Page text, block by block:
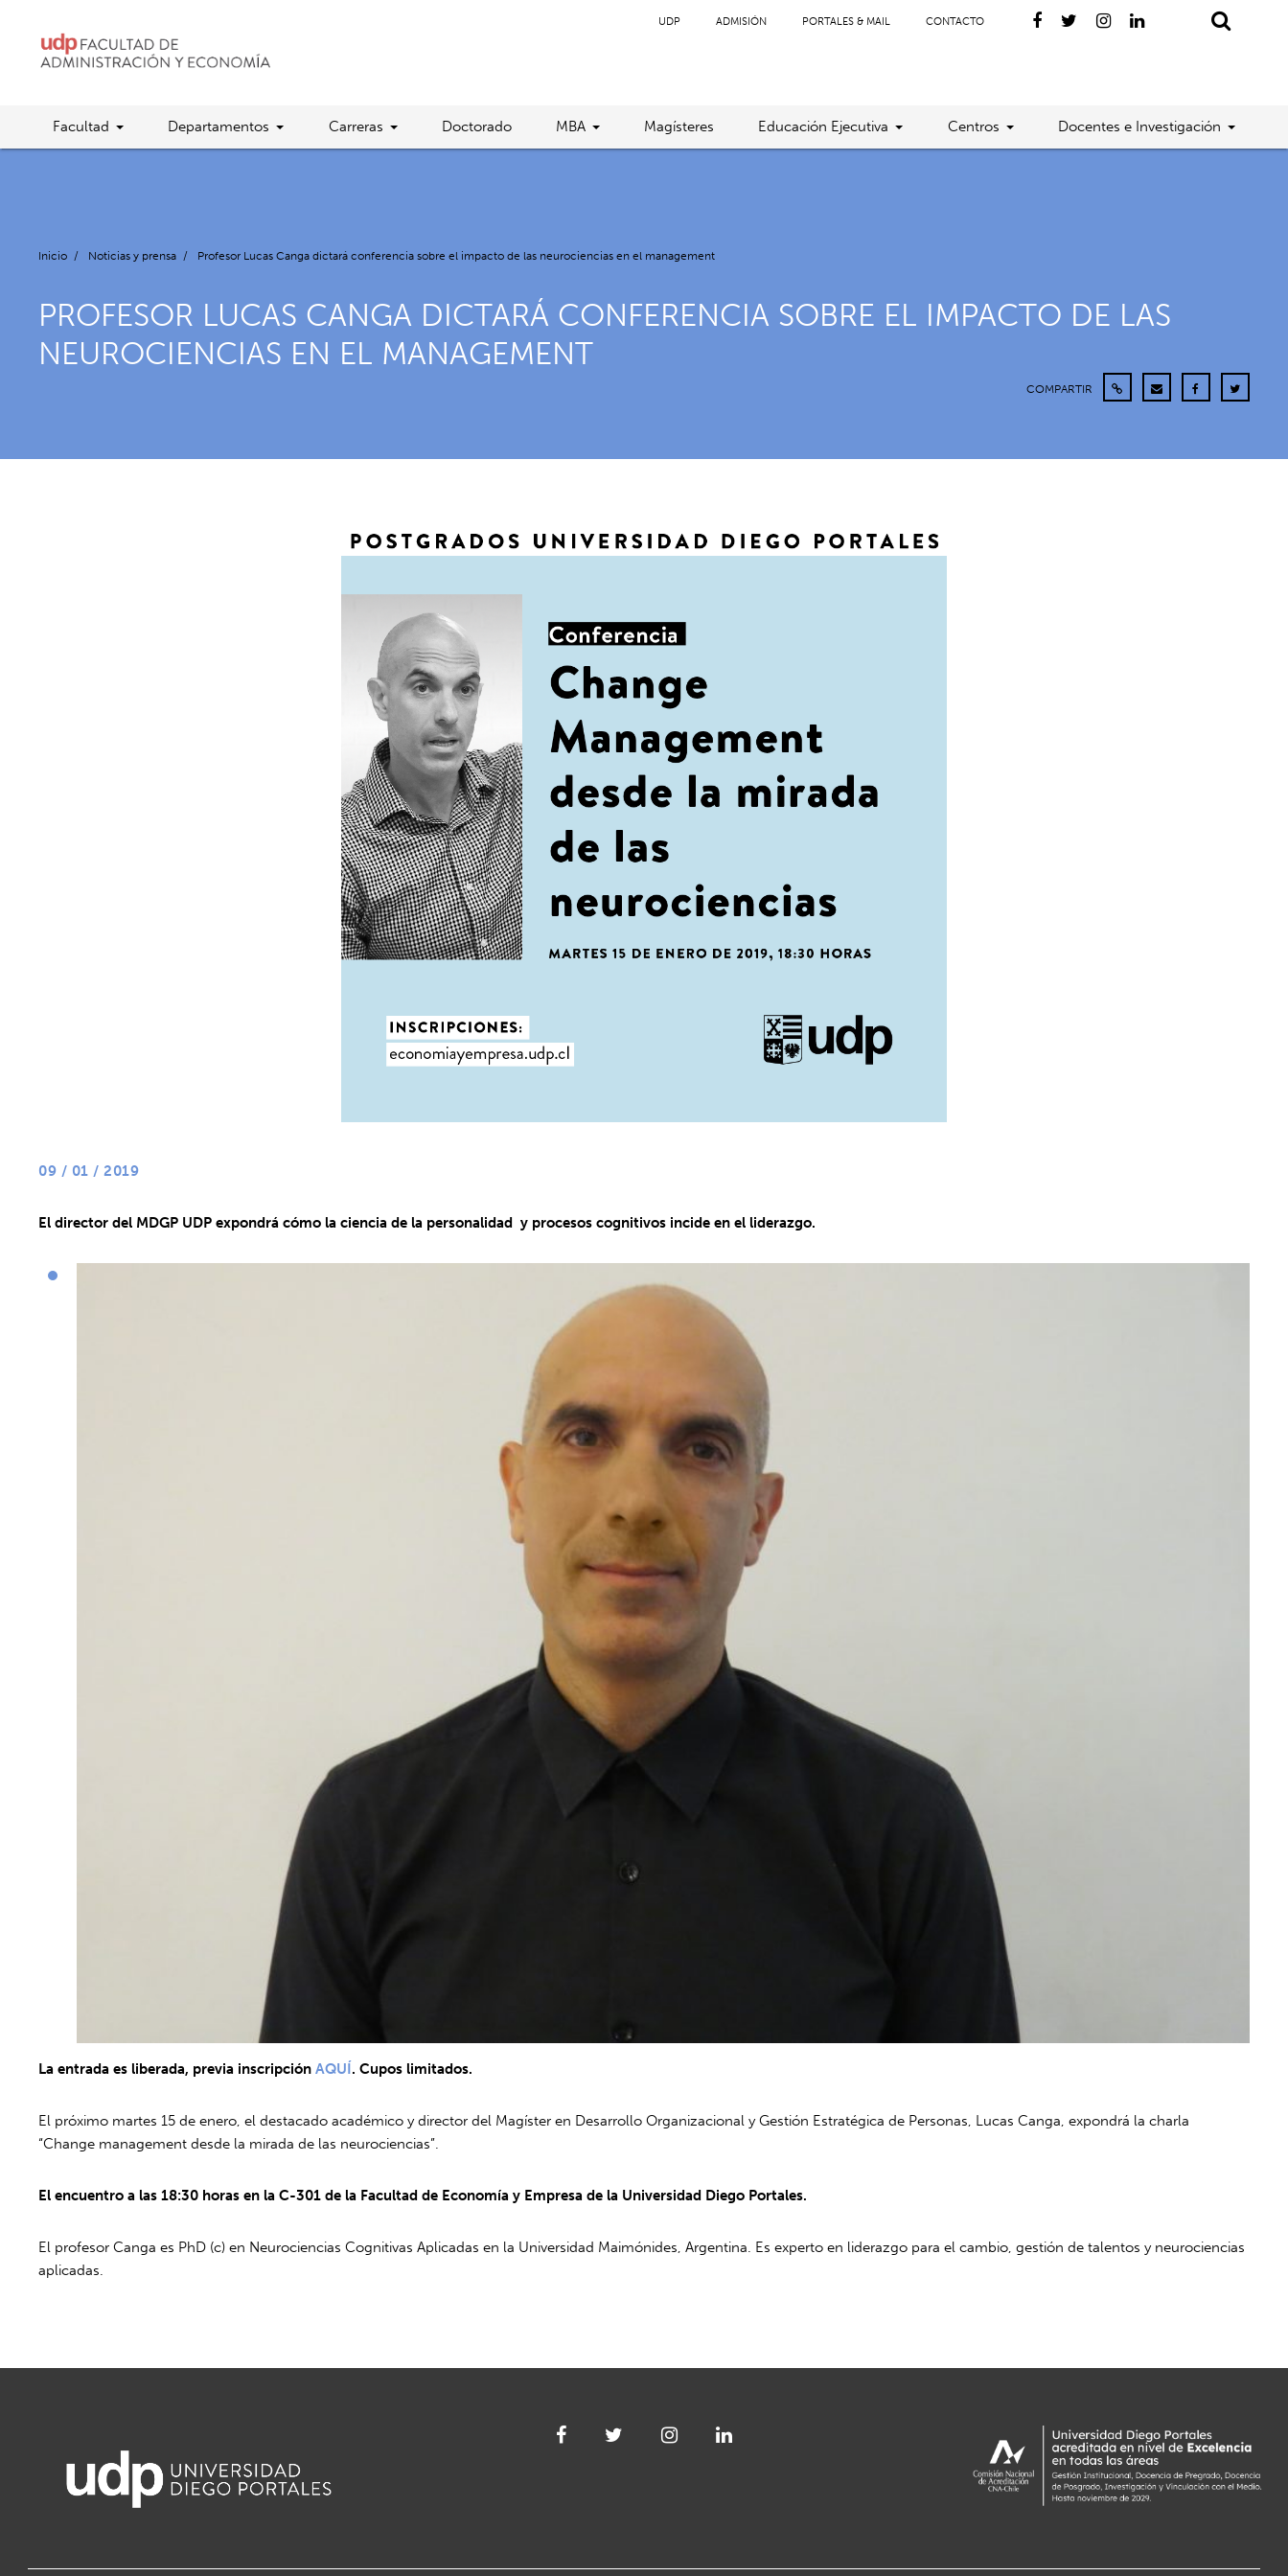
UDP ADMISIÓN PORTALES & MAIL CONTACTO
Facultad Departamentos Carreras Doctorado MBA Magísteres Educación Ejecutiva Centros Docentes e Investigación
Inicio / Noticias y prensa / Profesor Lucas Canga dictará conferencia sobre el impacto de las neurociencias en el management
PROFESOR LUCAS CANGA DICTARÁ CONFERENCIA SOBRE EL IMPACTO DE LAS
NEUROCIENCIAS EN EL MANAGEMENT
COMPARTIR
09 / 01 / 2019
El director del MDGP UDP expondrácómo la ciencia de la personalidad y procesos cognitivos incide en el liderazgo.
La entrada es liberada, previa inscripciónAQUÍ . Cupos limitados.
El próximo martes 15 de enero, el destacado académico y director del Magíster en Desarrollo Organizacional y Gestión Estratégica de Personas, Lucas Canga, expondrá la charla
“Change management desde la mirada de las neurociencias”.
El encuentro a las 18:30 horas en la C-301 de la Facultad de Economía y Empresa de la Universidad Diego Portales.
El profesor Canga es PhD (c) en Neurociencias Cognitivas Aplicadas en la Universidad Maimónides, Argentina. Es experto en liderazgo para el cambio, gestión de talentos y neurociencias
aplicadas.